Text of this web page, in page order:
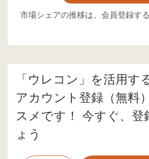
市場シェアの推移は、会員登録す
「ウレコン」を活用す
アカウント登録（無料
スメです！ 今すぐ、登
ょう